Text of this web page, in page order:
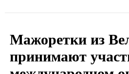
Мажоретки из
принимают